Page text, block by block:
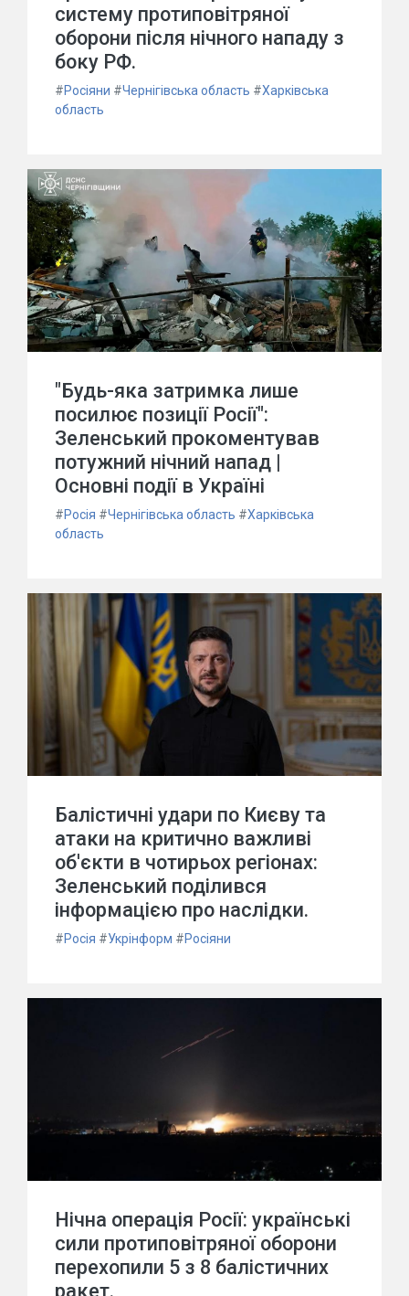
систему протиповітряної
оборони після нічного нападу з
боку РФ.
#Росіяни #Чернігівська область #Харківська
область
"Будь-яка затримка лише
посилює позиції Росії":
Зеленський прокоментував
потужний нічний напад |
Основні події в Україні
#Росія #Чернігівська область #Харківська
область
Балістичні удари по Києву та
атаки на критично важливі
об'єкти в чотирьох регіонах:
Зеленський поділився
інформацією про наслідки.
#Росія #Укрінформ #Росіяни
Нічна операція Росії: українські
сили протиповітряної оборони
перехопили 5 з 8 балістичних
ракет.